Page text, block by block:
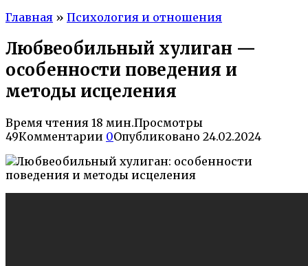
Главная » Психология и отношения
Любвеобильный хулиган —
особенности поведения и
методы исцеления
Время чтения 18 мин.Просмотры
49Комментарии 0Опубликовано 24.02.2024